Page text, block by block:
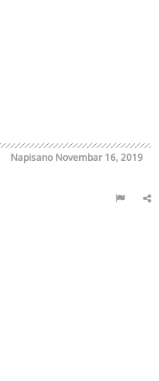
Napisano Novembar 16, 2019